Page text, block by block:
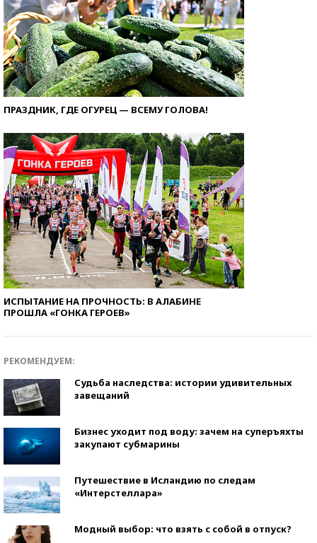
ПРАЗДНИК, ГДЕ ОГУРЕЦ — ВСЕМУ ГОЛОВА!
ИСПЫТАНИЕ НА ПРОЧНОСТЬ: В АЛАБИНЕ
ПРОШЛА «ГОНКА ГЕРОЕВ»
РЕКОМЕНДУЕМ:
Судьба наследства: истории удивительных
завещаний
Бизнес уходит под воду: зачем на суперъяхты
закупают субмарины
Путешествие в Исландию по следам
«Интерстеллара»
Модный выбор: что взять с собой в отпуск?